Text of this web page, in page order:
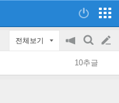
전체보기
공
지
on/off
검
색
글
쓰
10추글